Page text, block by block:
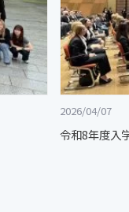
2026/04/07
令和8年度入